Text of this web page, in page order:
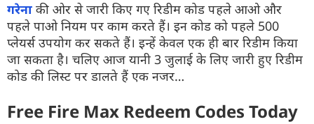
गरेना की ओर से जारी किए गए रिडीम कोड पहले आओ और
पहले पाओ नियम पर काम करते हैं। इन कोड को पहले 500
प्लेयर्स उपयोग कर सकते हैं। इन्हें केवल एक ही बार रिडीम किया
जा सकता है। चलिए आज यानी 3 जुलाई के लिए जारी हुए रिडीम
कोड की लिस्ट पर डालते हैं एक नजर…
Free Fire Max Redeem Codes Today